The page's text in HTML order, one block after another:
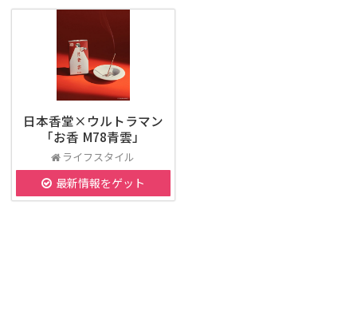
日本香堂×ウルトラマン
「お香 M78青雲」
ライフスタイル
最新情報をゲット